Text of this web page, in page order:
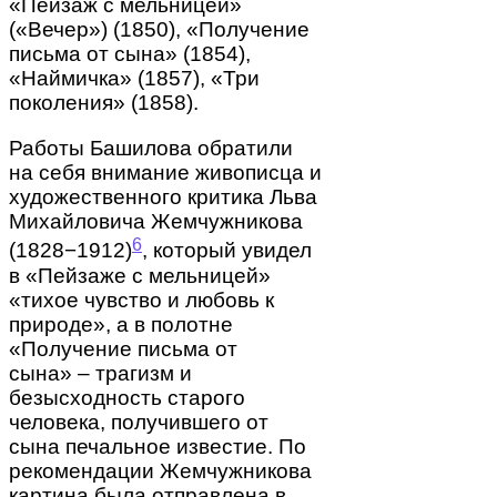
«Пейзаж с мельницей»
(«Вечер») (1850), «Получение
письма от сына» (1854),
«Наймичка» (1857), «Три
поколения» (1858).
Работы Башилова обратили
на себя внимание живописца и
художественного критика Льва
Михайловича Жемчужникова
(1828−1912)6, который увидел
в «Пейзаже с мельницей»
«тихое чувство и любовь к
природе», а в полотне
«Получение письма от
сына» – трагизм и
безысходность старого
человека, получившего от
сына печальное известие. По
рекомендации Жемчужникова